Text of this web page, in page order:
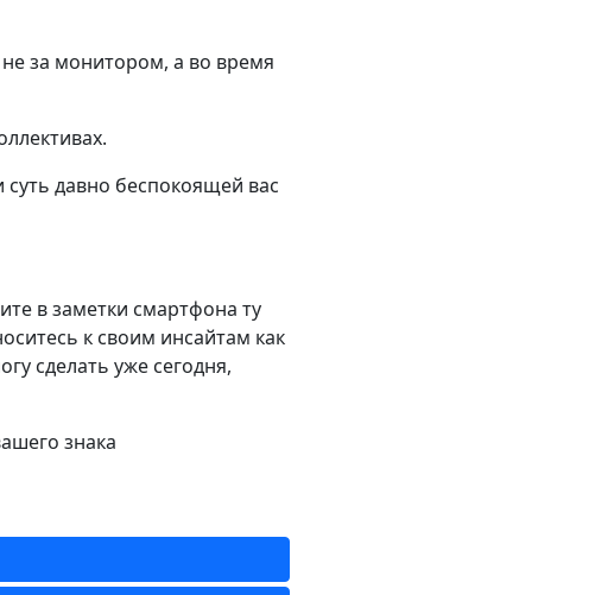
за монитором, а во время
давно беспокоящей вас
в заметки смартфона ту
к своим инсайтам как
сделать уже сегодня,
знака